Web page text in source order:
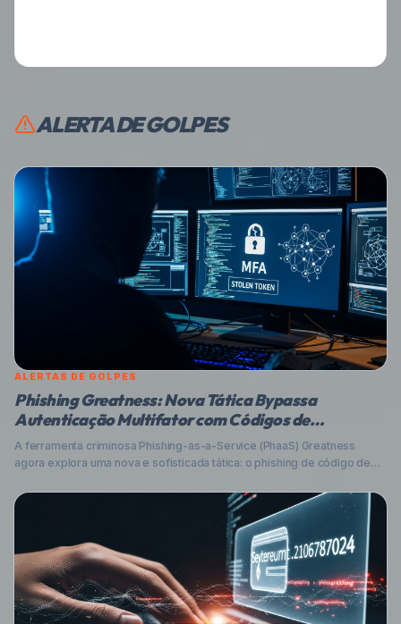
ALERTA DE GOLPES
ALERTAS DE GOLPES
Phishing Greatness: Nova Tática Bypassa
Autenticação Multifator com Códigos de
Dispositivo
A ferramenta criminosa Phishing-as-a-Service (PhaaS) Greatness
agora explora uma nova e sofisticada tática: o phishing de código de
para contornar a Autenticação Multifator (MFA) e roubar tokens de
acesso, permitindo que cibercriminosos assumam o controle de
contas de usuário. Entenda como funciona e como se proteger.